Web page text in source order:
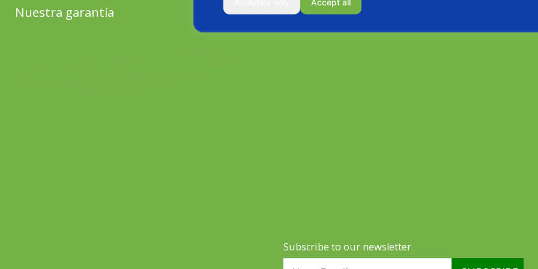
Nuestra garantía
Subscribe to our newsletter